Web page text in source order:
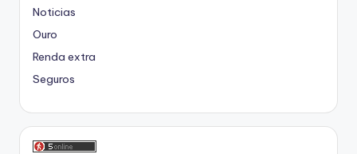
Noticias
Ouro
Renda extra
Seguros